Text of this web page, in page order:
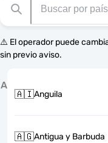
⚠️ El operador puede
sin previo aviso.
A
🇦🇮Anguila
🇦🇬Antigua y Barbuda